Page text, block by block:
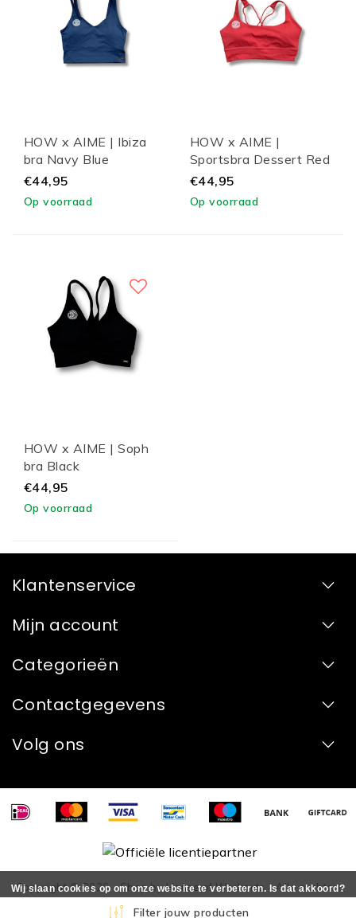
HOW x AIME | Ibiza
bra Navy Blue
€44,95
Op voorraad
HOW x AIME |
Sportsbra Dessert Red
€44,95
Op voorraad
HOW x AIME | Soph
bra Black
€44,95
Op voorraad
Klantenservice
Mijn account
Categorieën
Contactgegevens
Volg ons
Copyright © 2026 - Shop by House of Workouts - Alle rechten
voorbehouden - RealizationInStijl Media
Filter jouw producten
Wij slaan cookies op om onze website te verbeteren. Is dat akkoord?
Nee Meer over cookies »